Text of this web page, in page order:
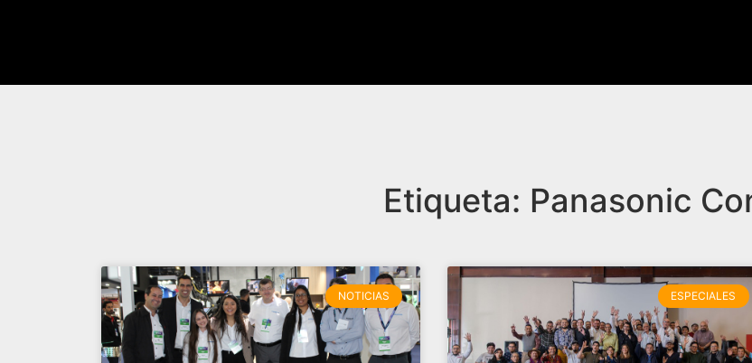
Etiqueta: Panasonic
NOTICIAS ESPECIALES